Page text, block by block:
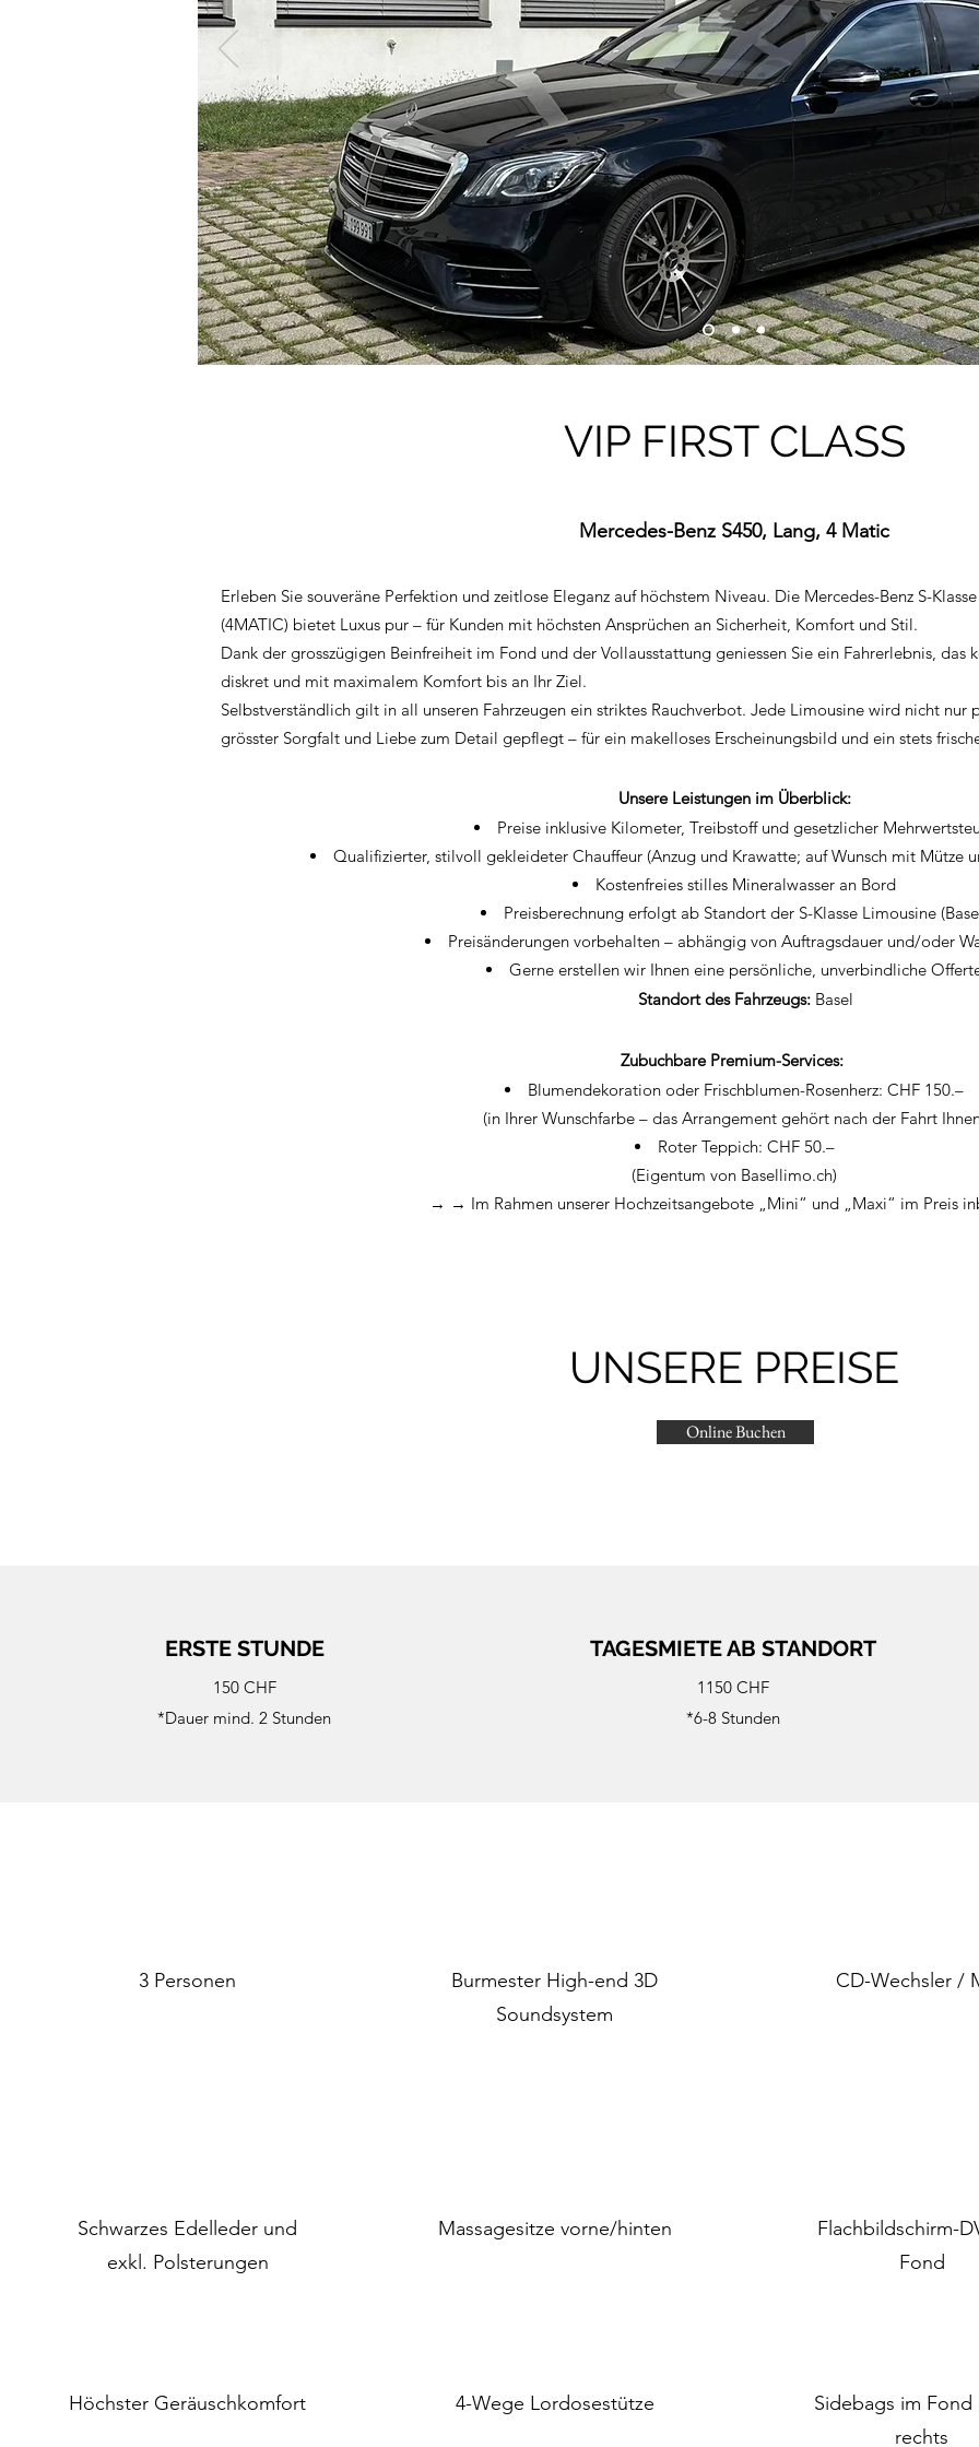
VIP FIRST CLASS
Mercedes-Benz S450, Lang, 4 Matic
Erleben Sie souveräne Perfektion und zeitlose Eleganz auf höchstem Niveau. Die Mercedes-Benz S-
(4MATIC) bietet Luxus pur – für Kunden mit höchsten Ansprüchen an Sicherheit, Komfort und Stil.
Dank der grosszügigen Beinfreiheit im Fond und der Vollausstattung geniessen Sie ein Fahrerlebnis, das
diskret und mit maximalem Komfort bis an Ihr Ziel.
Selbstverständlich gilt in all unseren Fahrzeugen ein striktes Rauchverbot. Jede Limousine wird nicht
grösster Sorgfalt und Liebe zum Detail gepflegt – für ein makelloses Erscheinungsbild und ein stets
Unsere Leistungen im Überblick:
Preise inklusive Kilometer, Treibstoff und gesetzlicher
Qualifizierter, stilvoll gekleideter Chauffeur (Anzug und Krawatte; auf Wunsch mit Mütze
Kostenfreies stilles Mineralwasser an Bord
Preisberechnung erfolgt ab Standort der S-Klasse Limousine
Preisänderungen vorbehalten – abhängig von Auftragsdauer und/oder
Gerne erstellen wir Ihnen eine persönliche, unverbindliche
Standort des Fahrzeugs:Basel
Zubuchbare Premium-Services:
Blumendekoration oder Frischblumen-Rosenherz: CHF 150.–
(in Ihrer Wunschfarbe – das Arrangement gehört nach der Fahrt
Roter Teppich: CHF 50.–
(Eigentum von Basellimo.ch)
→ → Im Rahmen unserer Hochzeitsangebote „Mini“ und „Maxi“ im Preis
UNSERE PREISE
ERSTE STUNDE
150 CHF
*Dauer mind. 2 Stunden
TAGESMIETE AB STANDORT
1150 CHF
*6-8 Stunden
Online Buchen
3 Personen
Burmester High-end 3D
Soundsystem
CD-Wechsler /
Schwarzes Edelleder und
exkl. Polsterungen
Massagesitze vorne/hinten
Flachbildschirm-
Fond
Höchster Geräuschkomfort 4-Wege Lordosestütze
Sidebags im Fond
rechts